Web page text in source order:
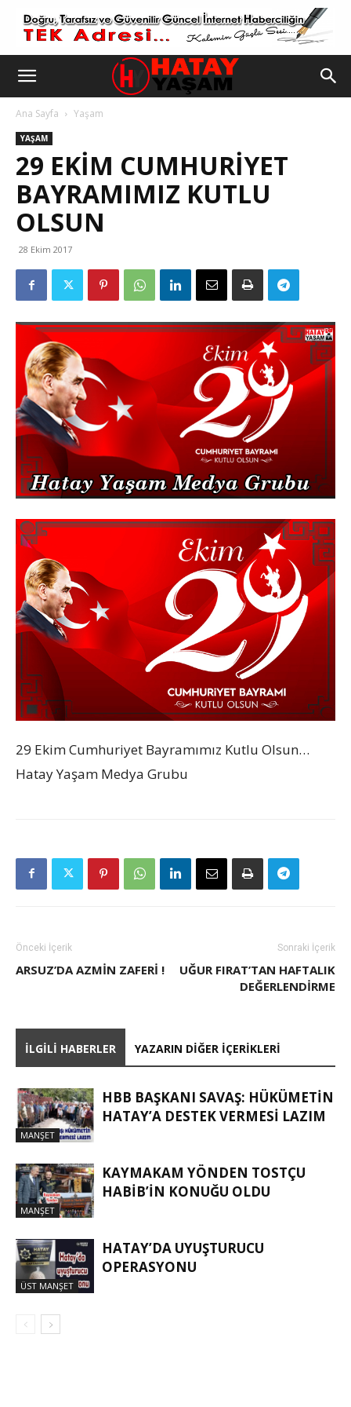
Ana Sayfa Yaşam
YAŞAM
29 EKIM CUMHURIYET
BAYRAMIMIZ KUTLU
OLSUN
28 Ekim 2017
29 Ekim Cumhuriyet Bayramımız Kutlu Olsun…
Hatay Yaşam Medya Grubu
Önceki İçerik
ARSUZ’DA AZMIN ZAFERI !
Sonraki İçerik
UĞUR FIRAT’TAN HAFTALIK
DEĞERLENDIRME
İLGILI HABERLER YAZARIN DIĞER İÇERIKLERI
MANŞET
HBB BAŞKANI SAVAŞ: HÜKÜMETİN
HATAY’A DESTEK VERMESİ LAZIM
MANŞET
KAYMAKAM YÖNDEN TOSTÇU
HABIB’IN KONUĞU OLDU
ÜST MANŞET
HATAY’DA UYUŞTURUCU
OPERASYONU